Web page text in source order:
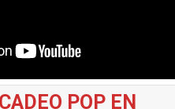
POP EN